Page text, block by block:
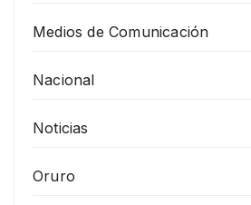
Medios de Comunicación
Nacional
Noticias
Oruro